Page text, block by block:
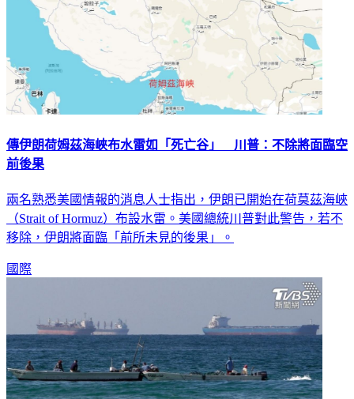
傳伊朗荷姆茲海峽布水雷如「死亡谷」 川普：不除將面臨空
前後果
兩名熟悉美國情報的消息人士指出，伊朗已開始在荷莫茲海峽
（Strait of Hormuz）布設水雷。美國總統川普對此警告，若不
移除，伊朗將面臨「前所未見的後果」。
國際